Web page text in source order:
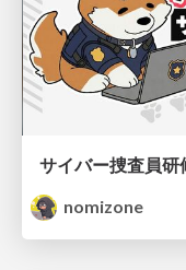
サイバー捜査員研
nomizone